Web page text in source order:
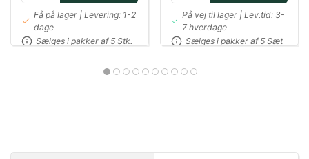
Få på lager | Levering: 1-2
dage
Sælges i pakker af 5 Stk.
På vej til lager | Lev.tid: 3-
7 hverdage
Sælges i pakker af 5 Sæt